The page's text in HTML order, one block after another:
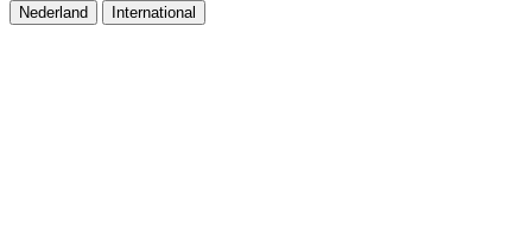
Nederland International